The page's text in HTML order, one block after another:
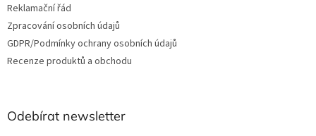
Reklamační řád
Zpracování osobních údajů
GDPR/Podmínky ochrany osobních údajů
Recenze produktů a obchodu
Odebírat newsletter